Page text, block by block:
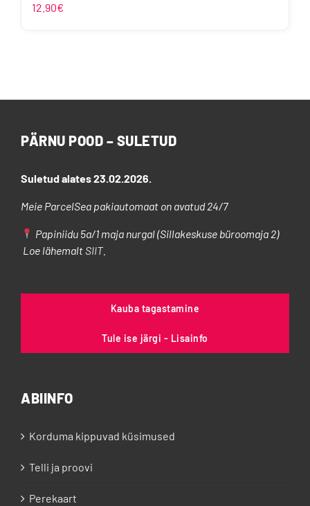
12.90€
PÄRNU POOD – SULETUD
Suletud alates 23.02.2026.
Meie ParcelSea pakiautomaat on avatud 24/7
Papiniidu 5a/1 maja nurgal (Sillakeskuse büroomaja 2)
Loe lähemaltSIIT.
Kauba tagastamine
Tule ise järgi - Lisainfo
ABIINFO
Korduma kippuvad küsimused
Telli ja proovi
Perekaart